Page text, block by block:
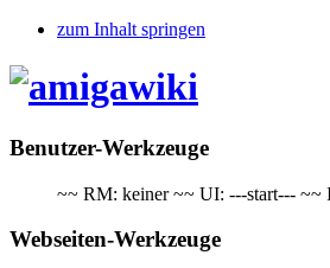
zum Inhalt springen
Benutzer-Werkzeuge
~~ RM: keiner ~~ UI: ---start--- ~~
Webseiten-Werkzeuge